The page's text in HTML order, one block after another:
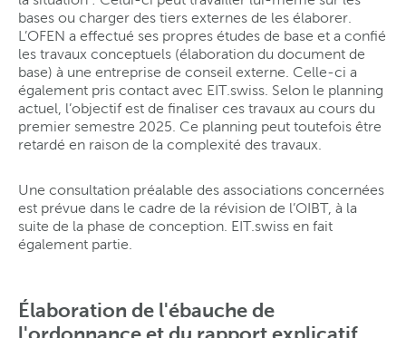
bases ou charger des tiers externes de les élaborer.
L’OFEN a effectué ses propres études de base et a confié
les travaux conceptuels (élaboration du document de
base) à une entreprise de conseil externe. Celle-ci a
également pris contact avec EIT.swiss. Selon le planning
actuel, l’objectif est de finaliser ces travaux au cours du
premier semestre 2025. Ce planning peut toutefois être
retardé en raison de la complexité des travaux.
Une consultation préalable des associations concernées
est prévue dans le cadre de la révision de l’OIBT, à la
suite de la phase de conception. EIT.swiss en fait
également partie.
Élaboration de l'ébauche de